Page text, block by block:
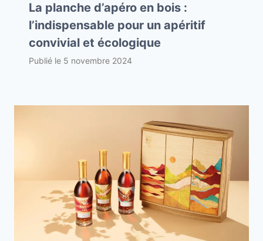
La planche d’apéro en bois :
l’indispensable pour un apéritif
convivial et écologique
Publié le 5 novembre 2024